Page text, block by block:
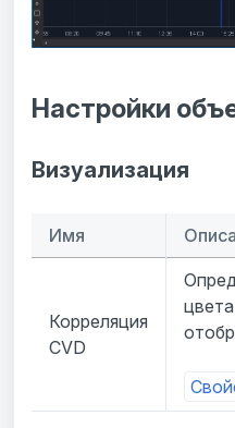
Настройки
Визуализация
Имя
Корреляция
CVD